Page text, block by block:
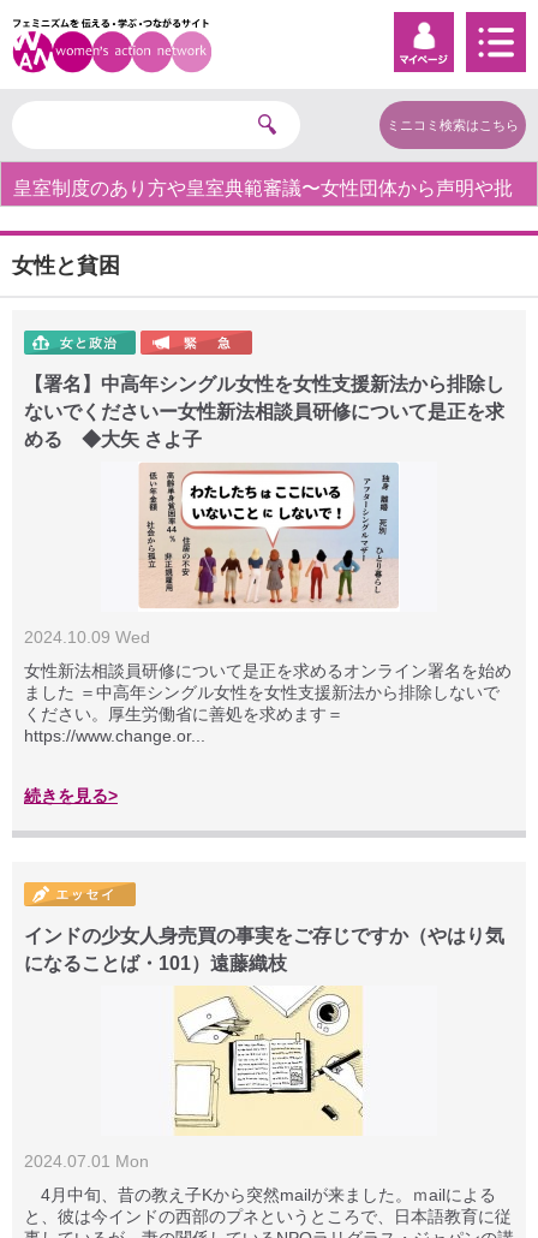
ミニコミ検索はこちら
皇室制度のあり方や皇室典範審議〜女性団体から声明や批
女性と貧困
【署名】中高年シングル女性を女性支援新法から排除し
ないでくださいー女性新法相談員研修について是正を求
める ◆大矢 さよ子
2024.10.09 Wed
女性新法相談員研修について是正を求めるオンライン署名を始め
ました ＝中高年シングル女性を女性支援新法から排除しないで
ください。厚生労働省に善処を求めます＝
https://www.change.or...
続きを見る>
インドの少女人身売買の事実をご存じですか（やはり気
になることば・101）遠藤織枝
2024.07.01 Mon
4月中旬、昔の教え子Kから突然mailが来ました。ｍailによる
と、彼は今インドの西部のプネというところで、日本語教育に従